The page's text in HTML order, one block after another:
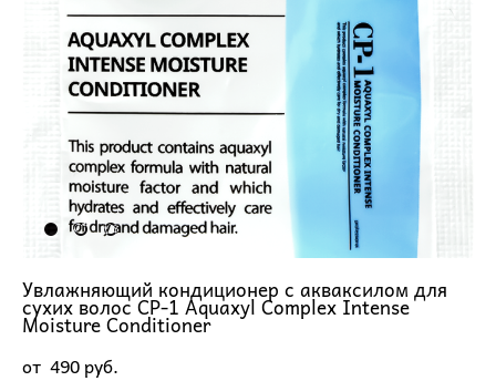
Увлажняющий кондиционер с акваксилом для
сухих волос CP-1 Aquaxyl Complex Intense
Moisture Conditioner
от 490 pуб.